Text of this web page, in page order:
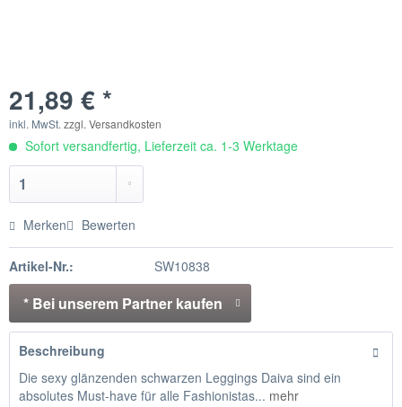
21,89 € *
inkl. MwSt. zzgl. Versandkosten
Sofort versandfertig, Lieferzeit ca. 1-3 Werktage
Merken Bewerten
Artikel-Nr.: SW10838
* Bei unserem Partner kaufen
Beschreibung
Die sexy glänzenden schwarzen Leggings Daiva sind ein
absolutes Must-have für alle Fashionistas... mehr